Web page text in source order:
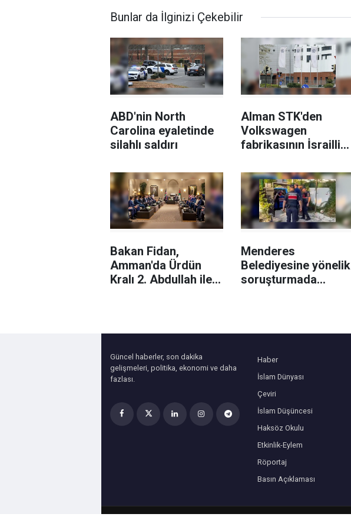
Bunlar da İlginizi Çekebilir
ABD'nin North
Carolina eyaletinde
silahlı saldırı
Alman STK'den
Volkswagen
fabrikasının İsrailli
Rafael'e
devredilmesi planına
tepki
Bakan Fidan,
Amman'da Ürdün
Kralı 2. Abdullah ile
Menderes
Belediyesine yönelik
soruşturmada
Güncel haberler, son dakika
gelişmeleri, politika, ekonomi ve daha
fazlası.
Haber
İslam Dünyası
Çeviri
İslam Düşüncesi
Haksöz Okulu
Etkinlik-Eylem
Röportaj
Basın Açıklaması